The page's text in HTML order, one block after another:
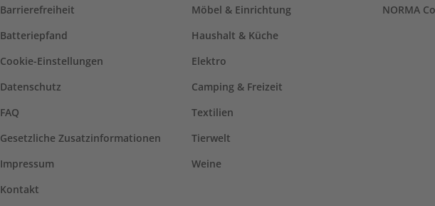
Barrierefreiheit
Batteriepfand
Cookie-Einstellungen
Datenschutz
FAQ
Gesetzliche Zusatzinformationen
Impressum
Kontakt
Möbel & Einrichtung
Haushalt & Küche
Elektro
Camping & Freizeit
Textilien
Tierwelt
Weine
NORMA